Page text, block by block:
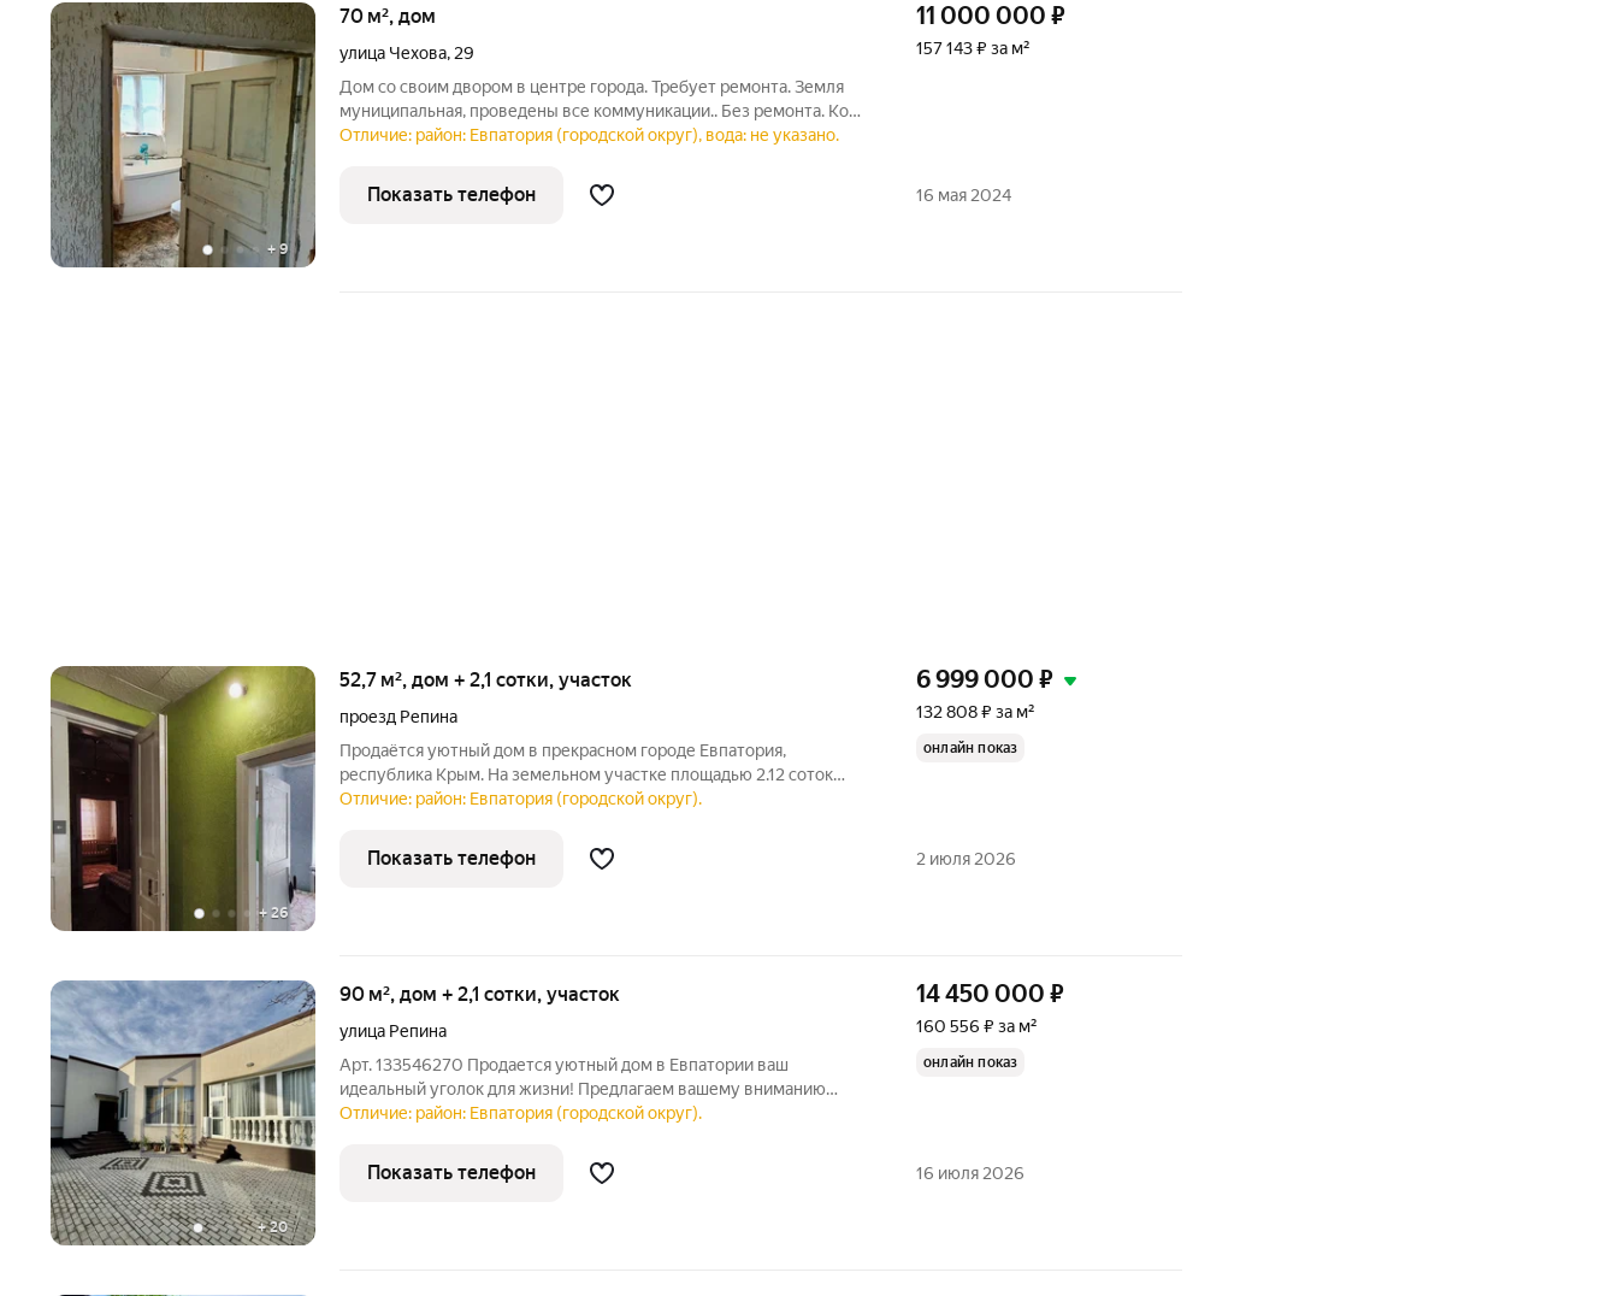
+ 9
70 м², дом
улица Чехова, 29
Дом со своим двором в центре города. Требует ремонта. Земля
муниципальная, проведены все коммуникации.. Без ремонта. Код
объекта 437532. Подскажу как получить выгодные условия для
11 000 000 ₽
157 143 ₽ за м²
Отличие: район: Евпатория (городской округ), вода: не указано.
Показать телефон 16 мая 2024
+ 26
52,7 м², дом + 2,1 сотки, участок
проезд Репина
Продаётся уютный дом в прекрасном городе Евпатория,
республика Крым. На земельном участке площадью 2.12 соток
расположена бетонная постройка в минималистическом стиле
решение для тех, кто
6 999 000 ₽
132 808 ₽ за м²
онлайн показ
Отличие: район: Евпатория (городской округ).
Показать телефон 2 июля 2026
+20
90 м², дом + 2,1 сотки, участок
улица Репина
Арт. 133546270 Продается уютный дом в Евпатории ваш
идеальный уголок для жизни! Предлагаем вашему вниманию
капитально построенный новый дом на участке площадью 2,1
современный дом общей площадью
14 450 000 ₽
160 556 ₽ за м²
онлайн показ
Отличие: район: Евпатория (городской округ).
Показать телефон 16 июля 2026